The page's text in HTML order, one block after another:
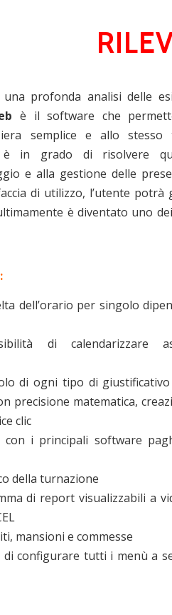
profonda analisi delle
è il software che
semplice e allo stesso
in grado di risolvere
e alla gestione delle
di utilizzo, l’utente potrà
è diventato uno
dell’orario per singolo
di calendarizzare
di ogni tipo di
precisione matematica,
clic
con i principali software
della turnazione
di report visualizzabili a
mansioni e commesse
configurare tutti i menù a